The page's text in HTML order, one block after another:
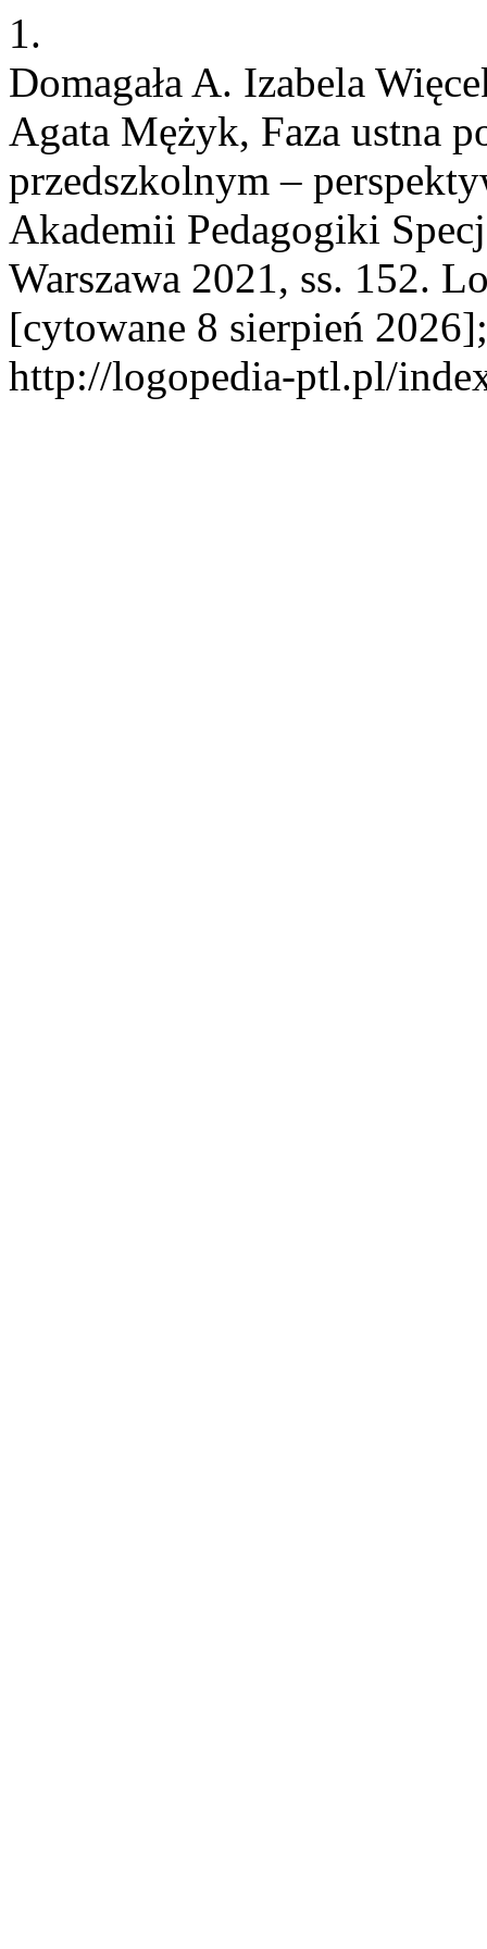
1.
Domagała A. Izabela
Agata Mężyk, Faza ustna
przedszkolnym –
Akademii Pedagogiki
Warszawa 2021, ss. 152.
[cytowane 8 sierpień
http://logopedia-ptl.pl/